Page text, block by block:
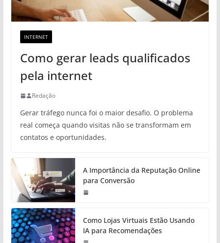
INTERNET
Como gerar leads qualificados
pela internet
Redação
Gerar tráfego nunca foi o maior desafio. O problema
real começa quando visitas não se transformam em
contatos e oportunidades.
A Importância da Reputação Online
para Conversão
Como Lojas Virtuais Estão Usando
IA para Recomendações